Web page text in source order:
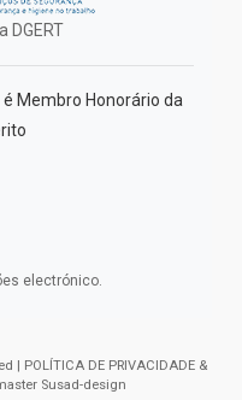
DGERT
é Membro Honorário da
electrónico.
| POLÍTICA DE PRIVACIDADE &
Susad-design